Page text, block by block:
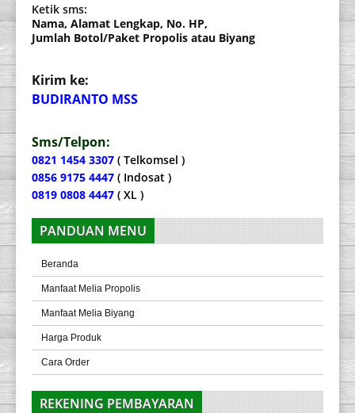
Ketik sms:
Nama, Alamat Lengkap, No. HP,
Jumlah Botol/Paket Propolis atau Biyang
Kirim ke:
BUDIRANTO MSS
Sms/Telpon:
0821 1454 3307 ( Telkomsel )
0856 9175 4447 ( Indosat )
0819 0808 4447 ( XL )
PANDUAN MENU
Beranda
Manfaat Melia Propolis
Manfaat Melia Biyang
Harga Produk
Cara Order
REKENING PEMBAYARAN